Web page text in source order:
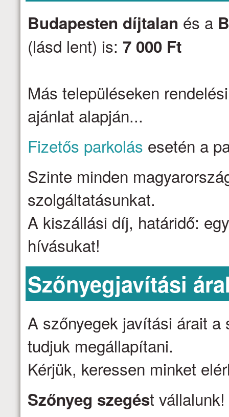
Budapesten díjtalan és a
(lásd lent) is: 7 000 Ft
Más településeken
ajánlat alapján...
Fizetős parkolás esetén a
Szinte minden
szolgáltatásunkat.
A kiszállási díj, határidő:
hívásukat!
Szőnyegjavítási
A szőnyegek javítási árait a
tudjuk megállapítani.
Kérjük, keressen minket
Szőnyeg szegést